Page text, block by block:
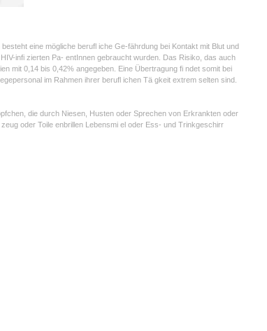
eine mögliche berufl iche Ge-fährdung bei Kontakt mit Blut und
infi zierten Pa- entInnen gebraucht wurden. Das Risiko, das auch
mit 0,14 bis 0,42% angegeben. Eine Übertragung fi ndet somit bei
im Rahmen ihrer berufl ichen Tä gkeit extrem selten sind.
die durch Niesen, Husten oder Sprechen von Erkrankten oder
oder Toile enbrillen Lebensmi el oder Ess- und Trinkgeschirr